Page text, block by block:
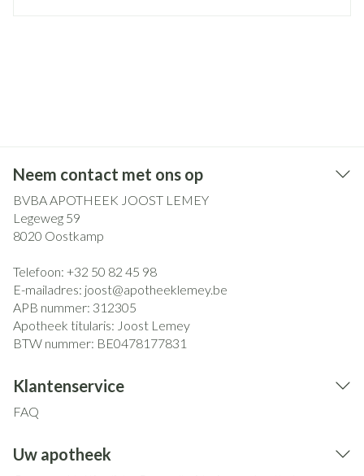
Neem contact met ons op
BVBA APOTHEEK JOOST LEMEY
Legeweg 59
8020 Oostkamp
Telefoon: +32 50 82 45 98
E-mailadres: joost@apotheeklemey.be
APB nummer: 312305
Apotheek titularis: Joost Lemey
BTW nummer: BE0478177831
Klantenservice
FAQ
Uw apotheek